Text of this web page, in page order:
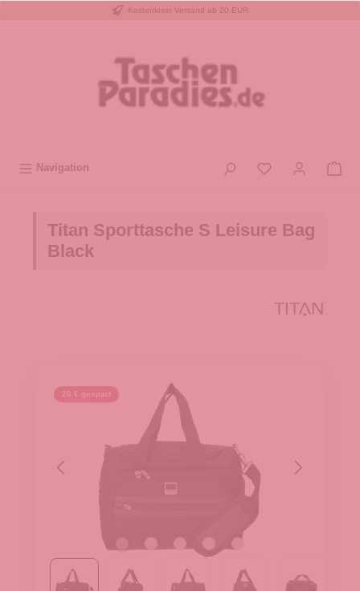
Kostenloser Versand ab 20 EUR
Navigation
Titan Sporttasche S Leisure Bag
Black
20 € gespart